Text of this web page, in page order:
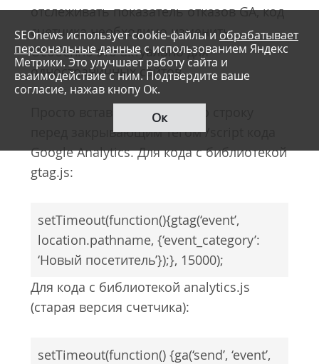
отслеживать показатель отказов GA, код
счетчика необходимо изменить.
Особенно это актуально для
одностраничных сайтов.
Просто вставьте следующую строку
перед закрывающим тегом /script кода
Google Analytics. Для кода с библиотекой
gtag.js:
setTimeout(function(){gtag(‘event’,
location.pathname, {‘event_category’:
‘Новый посетитель’});}, 15000);
Для кода с библиотекой analytics.js
(старая версия счетчика):
setTimeout(function() {ga(‘send’, ‘event’,
SEOnews использует cookie-файлы и обрабатывает
персональные данныес использованием Яндекс
Метрики. Это улучшает работу сайта и
взаимодействие с ним. Подтвердите ваше
согласие, нажав кнопу Ок.
Ок